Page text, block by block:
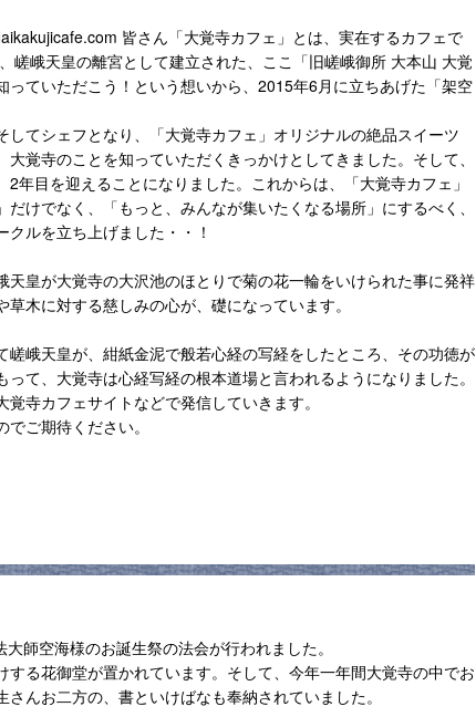
皆さん「大覚寺カフェ」とは、実在するカフェで
嵯峨天皇の離宮として建立された、ここ「旧嵯峨御所 大本山 大覚
ていただこう！という想いから、2015年6月に立ちあげた「架空
てシェフとなり、「大覚寺カフェ」オリジナルの絶品スイーツ
覚寺のことを知っていただくきっかけとしてきました。そして、
年目を迎えることになりました。これからは、「大覚寺カフェ」
けでなく、「もっと、みんなが集いたくなる場所」にするべく、
クルを立ち上げました・・！
皇が大覚寺の大沢池のほとりで菊の花一輪をいけられた事に発祥
木に対する慈しみの心が、礎になっています。
峨天皇が、紺紙金泥で般若心経の写経をしたところ、その功徳が
て、大覚寺は心経写経の根本道場と言われるようになりました。
寺カフェサイトなどで発信していきます。
ご期待ください。
師空海様のお誕生祭の法会が行われました。
る花御堂が置かれています。そして、今年一年間大覚寺の中でお
んお二方の、書といけばなも奉納されていました。